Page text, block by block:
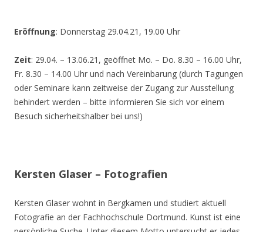
Eröffnung: Donnerstag 29.04.21, 19.00 Uhr
Zeit: 29.04. – 13.06.21, geöffnet Mo. – Do. 8.30 – 16.00 Uhr,
Fr. 8.30 – 14.00 Uhr und nach Vereinbarung (durch Tagungen
oder Seminare kann zeitweise der Zugang zur Ausstellung
behindert werden – bitte informieren Sie sich vor einem
Besuch sicherheitshalber bei uns!)
Kersten Glaser – Fotografien
Kersten Glaser wohnt in Bergkamen und studiert aktuell
Fotografie an der Fachhochschule Dortmund. Kunst ist eine